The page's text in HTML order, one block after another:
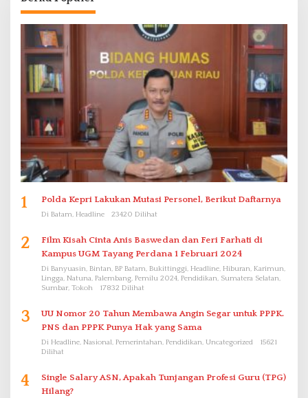
1 Polda Kepri Lakukan Mutasi Personel, Berikut Daftarnya
Di Batam, Headline 23420 Dilihat
2
Film Kisah Cinta Anis Baswedan dan Feri Farhati di
Kampus UGM Tayang Perdana 1 Februari 2024
Di Banyuasin, Bintan, BP Batam, Bukittinggi, Headline, Hiburan, Karimun,
Lingga, Natuna, Palembang, Pemilu 2024, Pendidikan, Sumatera Selatan,
Sumbar, Tokoh
17832 Dilihat
3
UU Nomor 20 Tahun Membawa Angin Segar untuk PPPK.
PNS dan PPPK Punya Hak yang Sama
Di Headline, Nasional, Pemerintahan, Pendidikan, Uncategorized
15621
Dilihat
4
Single Salary ASN, Apakah Tunjangan Profesi Guru (TPG)
Hilang?